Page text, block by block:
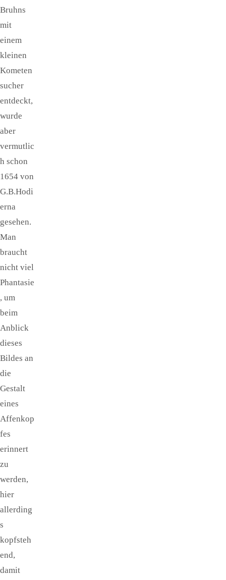
Bruhns
mit
einem
kleinen
Kometen
sucher
entdeckt,
wurde
aber
vermutlic
h schon
1654 von
G.B.Hodi
erna
gesehen.
Man
braucht
nicht viel
Phantasie
, um
beim
Anblick
dieses
Bildes an
die
Gestalt
eines
Affenkop
fes
erinnert
zu
werden,
hier
allerding
s
kopfsteh
end,
damit